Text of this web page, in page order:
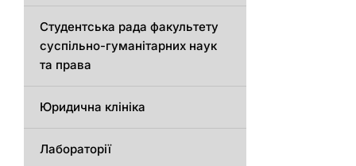
Студентська рада факультету
суспільно-гуманітарних наук
та права
Юридична клініка
Лабораторії